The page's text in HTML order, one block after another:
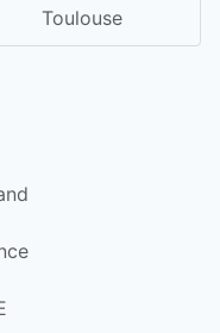
Toulouse